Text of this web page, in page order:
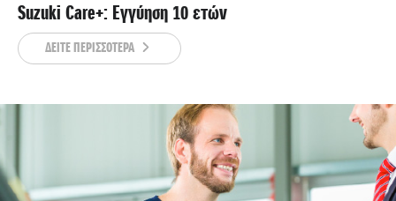
Suzuki Care+: Εγγύηση 10 ετών
ΔΕΙΤΕ ΠΕΡΙΣΣΟΤΕΡΑ